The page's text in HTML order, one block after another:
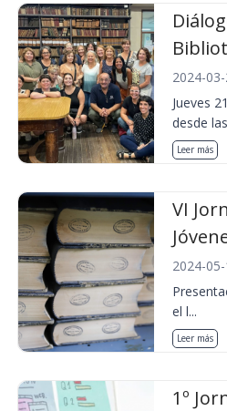
2024-
Jueves
desde
Leer más
VI
2024-
el l...
Leer más
1º